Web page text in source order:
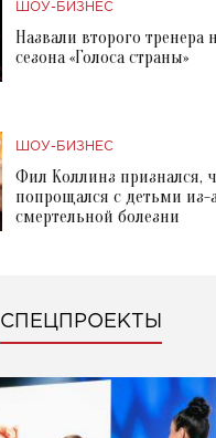
ШОУ-БИЗНЕС
Назвали второго тренера
сезона «Голоса страны»
ШОУ-БИЗНЕС
Фил Коллинз признался,
попрощался с детьми из-
смертельной болезни
СПЕЦПРОЕКТЫ